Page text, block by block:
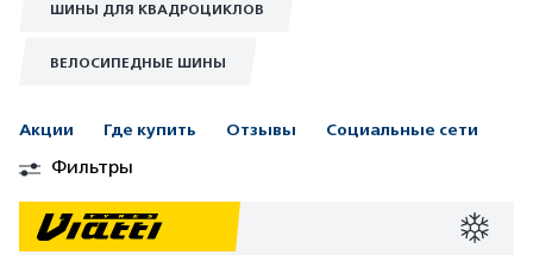
ШИНЫ ДЛЯ КВАДРОЦИКЛОВ
ВЕЛОСИПЕДНЫЕ ШИНЫ
Акции Где купить Отзывы Социальные сети
Фильтры